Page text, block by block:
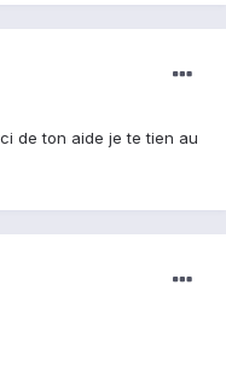
de ton aide je te tien au